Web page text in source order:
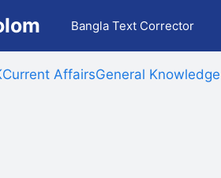
Bangla Text Corrector
Current AffairsGeneral